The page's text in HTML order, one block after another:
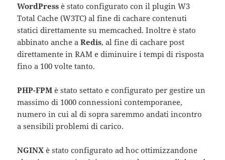
WordPress è stato configurato con il plugin W3
Total Cache (W3TC) al fine di cachare contenuti
statici direttamente su memcached. Inoltre è stato
abbinato anche aRedis, al fine di cachare post
direttamente in RAM e diminuire i tempi di risposta
fino a 100 volte tanto.
PHP-FPM è stato settato e configurato per gestire un
massimo di 1000 connessioni contemporanee,
numero in cui al di sopra saremmo andati incontro
a sensibili problemi di carico.
NGINX è stato configurato ad hoc ottimizzandone